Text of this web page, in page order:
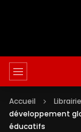
Accueil Librairie
développement
éducatifs